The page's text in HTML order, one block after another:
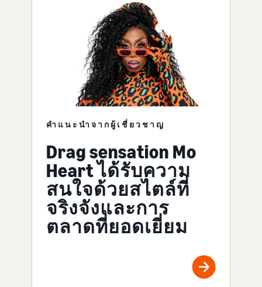
คำแนะนำจากผู้เชี่ยวชาญ
Drag sensation Mo
Heart ได้รับความ
สนใจด้วยสไตล์ที่
จริงจังและการ
ตลาดที่ยอดเยี่ยม